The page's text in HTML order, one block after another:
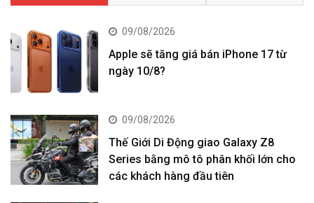
09/08/2026
Apple sẽ tăng giá bán iPhone 17 từ
ngày 10/8?
09/08/2026
Thế Giới Di Động giao Galaxy Z8
Series bằng mô tô phân khối lớn cho
các khách hàng đầu tiên